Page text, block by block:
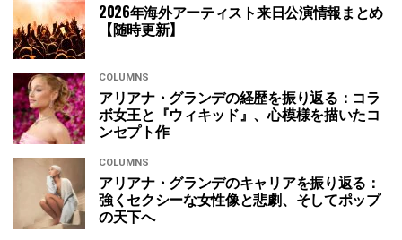
2026年海外アーティスト来日公演情報まとめ
【随時更新】
COLUMNS
アリアナ・グランデの経歴を振り返る：コラ
ボ女王と『ウィキッド』、心模様を描いたコ
ンセプト作
COLUMNS
アリアナ・グランデのキャリアを振り返る：
強くセクシーな女性像と悲劇、そしてポップ
の天下へ